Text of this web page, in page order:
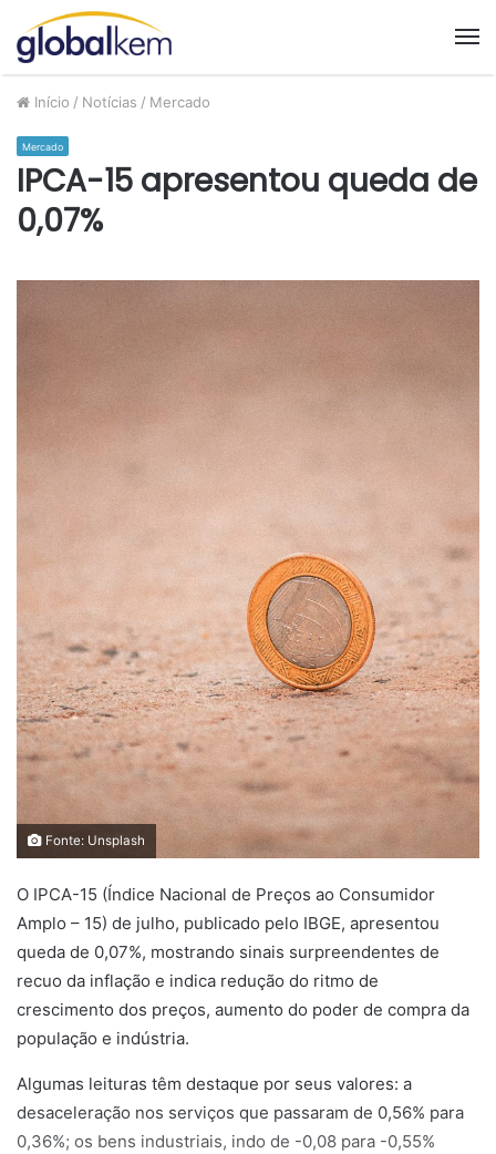
Início / Notícias / Mercado
Mercado
IPCA-15 apresentou queda de
0,07%
Fonte: Unsplash
O IPCA-15 (Índice Nacional de Preços ao Consumidor
Amplo – 15) de julho, publicado pelo IBGE, apresentou
queda de 0,07%, mostrando sinais surpreendentes de
recuo da inflação e indica redução do ritmo de
crescimento dos preços, aumento do poder de compra da
população e indústria.
Algumas leituras têm destaque por seus valores: a
desaceleração nos serviços que passaram de 0,56% para
0,36%; os bens industriais, indo de -0,08 para -0,55%